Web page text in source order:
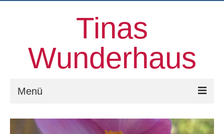
Tinas
Wunderhaus
Menü
Willkommen